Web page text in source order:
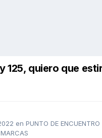
125, quiero que
en PUNTO DE ENCUENTRO